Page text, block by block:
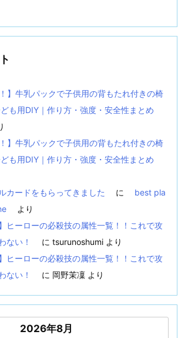
】牛乳パックで子供用の背もたれ付きの椅
も用DIY｜作り方・強度・安全性まとめ
】牛乳パックで子供用の背もたれ付きの椅
も用DIY｜作り方・強度・安全性まとめ
カードをもらってきました
に
best pla
より
ヒーローの必殺技の属性一覧！！これで攻
ない！
に tsurunoshumi より
ヒーローの必殺技の属性一覧！！これで攻
ない！
に 岡野茉凜 より
2026年8月